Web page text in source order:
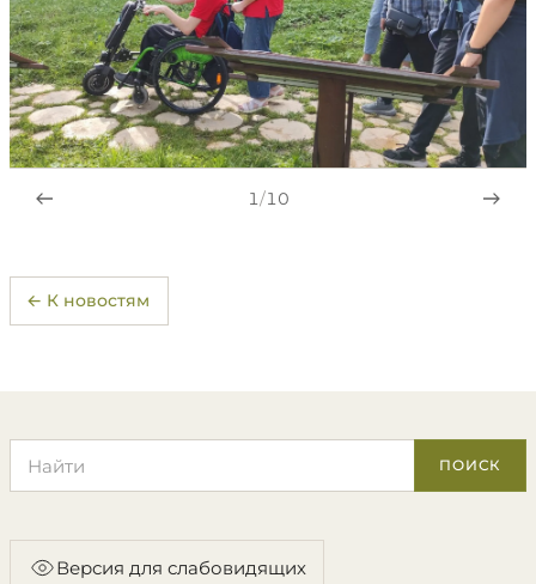
1/10
← К новостям
ПОИСК
Версия для слабовидящих